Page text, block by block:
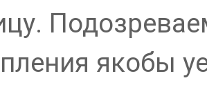
якобы